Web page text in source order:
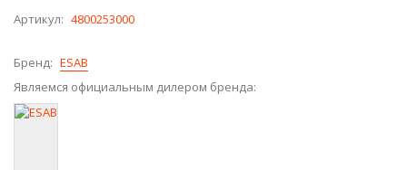
Артикул: 4800253000
Бренд: ESAB
Являемся официальным дилером бренда: